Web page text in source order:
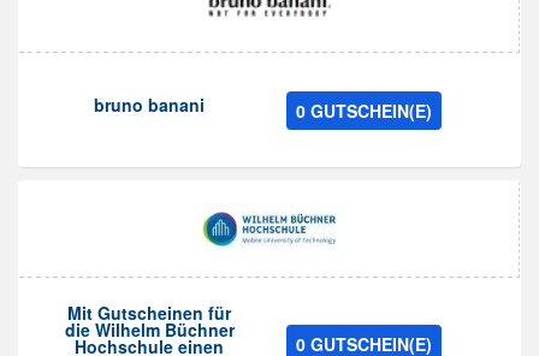
bruno banani 0 GUTSCHEIN(E)
Mit Gutscheinen für
die Wilhelm Büchner
Hochschule einen 0 GUTSCHEIN(E)